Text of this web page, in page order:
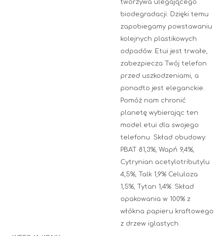
tworzywa ulegającego
biodegradacji. Dzięki temu
zapobiegamy powstawaniu
kolejnych plastikowych
odpadów. Etui jest trwałe,
zabezpiecza Twój telefon
przed uszkodzeniami, a
ponadto jest eleganckie.
Pomóż nam chronić
planetę wybierając ten
model etui dla swojego
telefonu. Skład obudowy:
PBAT 81,3%, Wapń 9,4%,
Cytrynian acetylotributylu
4,5%, Talk 1,9% Celuloza
1,5%, Tytan 1,4%. Skład
opakowania w 100% z
włókna papieru kraftowego
z drzew iglastych.